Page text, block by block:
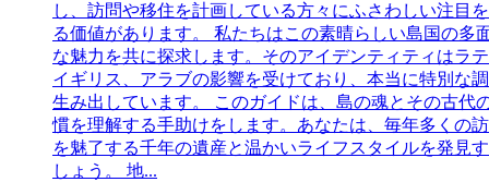
し、訪問や移住を計画している方々にふさわしい注目
る価値があります。 私たちはこの素晴らしい島国の多
な魅力を共に探求します。そのアイデンティティはラ
イギリス、アラブの影響を受けており、本当に特別な
生み出しています。 このガイドは、島の魂とその古代
慣を理解する手助けをします。あなたは、毎年多くの
を魅了する千年の遺産と温かいライフスタイルを発見
しょう。 地...